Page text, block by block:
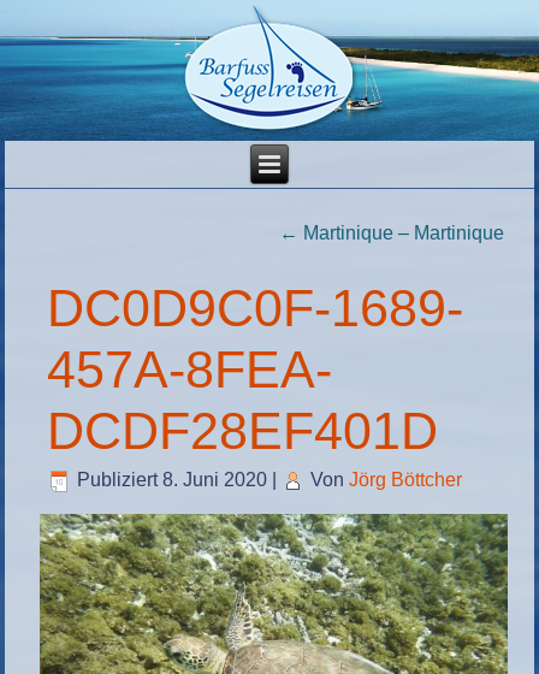
← Martinique – Martinique
DC0D9C0F-1689-
457A-8FEA-
DCDF28EF401D
Publiziert 8. Juni 2020 Von Jörg Böttcher